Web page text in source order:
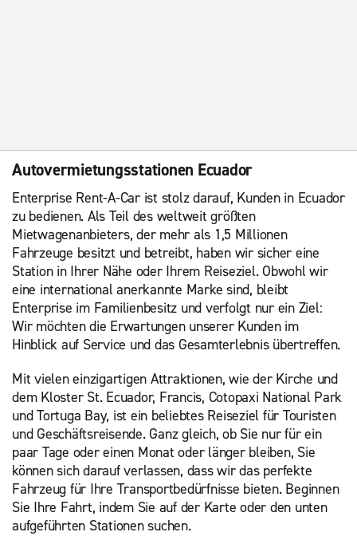
Autovermietungsstationen Ecuador
Enterprise Rent-A-Car ist stolz darauf, Kunden in Ecuador
zu bedienen. Als Teil des weltweit größten
Mietwagenanbieters, der mehr als 1,5 Millionen
Fahrzeuge besitzt und betreibt, haben wir sicher eine
Station in Ihrer Nähe oder Ihrem Reiseziel. Obwohl wir
eine international anerkannte Marke sind, bleibt
Enterprise im Familienbesitz und verfolgt nur ein Ziel:
Wir möchten die Erwartungen unserer Kunden im
Hinblick auf Service und das Gesamterlebnis übertreffen.
Mit vielen einzigartigen Attraktionen, wie der Kirche und
dem Kloster St. Ecuador, Francis, Cotopaxi National Park
und Tortuga Bay, ist ein beliebtes Reiseziel für Touristen
und Geschäftsreisende. Ganz gleich, ob Sie nur für ein
paar Tage oder einen Monat oder länger bleiben, Sie
können sich darauf verlassen, dass wir das perfekte
Fahrzeug für Ihre Transportbedürfnisse bieten. Beginnen
Sie Ihre Fahrt, indem Sie auf der Karte oder den unten
aufgeführten Stationen suchen.